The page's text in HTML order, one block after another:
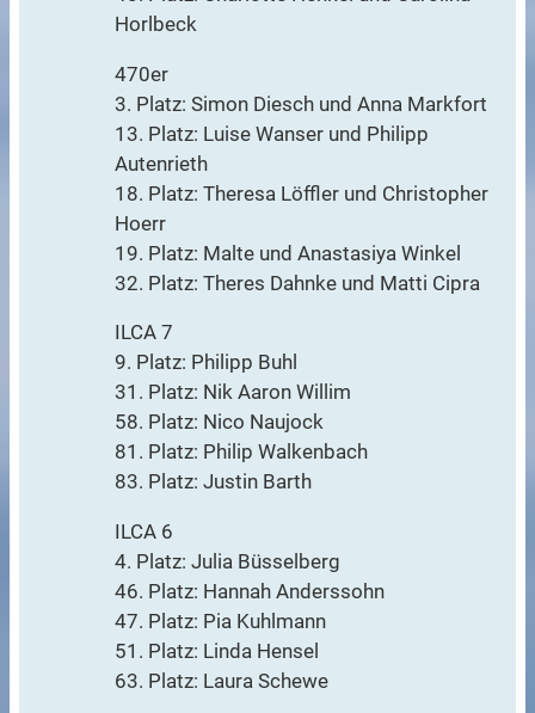
Horlbeck
470er
3. Platz: Simon Diesch und Anna Markfort
13. Platz: Luise Wanser und Philipp
Autenrieth
18. Platz: Theresa Löffler und Christopher
Hoerr
19. Platz: Malte und Anastasiya Winkel
32. Platz: Theres Dahnke und Matti Cipra
ILCA 7
9. Platz: Philipp Buhl
31. Platz: Nik Aaron Willim
58. Platz: Nico Naujock
81. Platz: Philip Walkenbach
83. Platz: Justin Barth
ILCA 6
4. Platz: Julia Büsselberg
46. Platz: Hannah Anderssohn
47. Platz: Pia Kuhlmann
51. Platz: Linda Hensel
63. Platz: Laura Schewe